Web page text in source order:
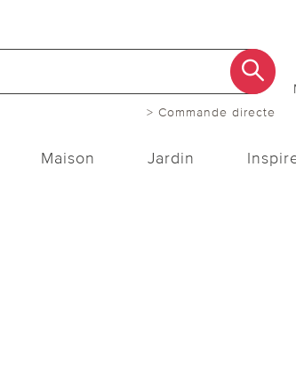
> Commande directe
Maison Jardin